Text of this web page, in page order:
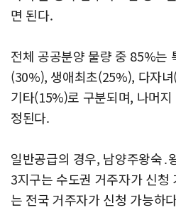
면 된다.
전체 공공분양 물량 중 85%는
(30%), 생애최초(25%), 다자
기타(15%)로 구분되며, 나머
정된다.
일반공급의 경우, 남양주왕숙․
3지구는 수도권 거주자가 신청
는 전국 거주자가 신청 가능하